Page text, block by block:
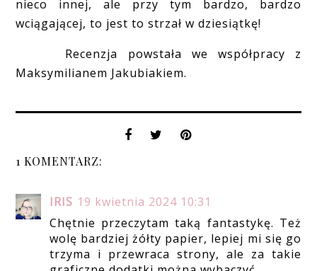
nieco innej, ale przy tym bardzo, bardzo
wciągającej, to jest to strzał w dziesiątkę!
Recenzja powstała we współpracy z
Maksymilianem Jakubiakiem.
1 KOMENTARZ:
IRIS 19 kwietnia 2024 10:31
Chętnie przeczytam taką fantastykę. Też
wolę bardziej żółty papier, lepiej mi się go
trzyma i przewraca strony, ale za takie